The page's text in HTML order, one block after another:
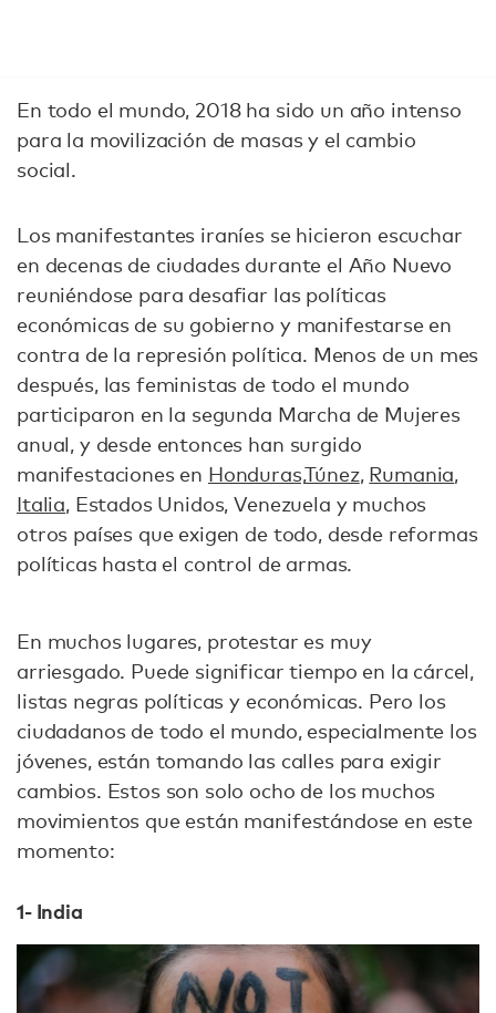
En todo el mundo, 2018 ha sido un año intenso
para la movilización de masas y el cambio
social.
Los manifestantes iraníes se hicieron escuchar
en decenas de ciudades durante el Año Nuevo
reuniéndose para desafiar las políticas
económicas de su gobierno y manifestarse en
contra de la represión política. Menos de un mes
después, las feministas de todo el mundo
participaron en la segunda Marcha de Mujeres
anual, y desde entonces han surgido
manifestaciones en Honduras,Túnez, Rumania,
Italia, Estados Unidos, Venezuela y muchos
otros países que exigen de todo, desde reformas
políticas hasta el control de armas.
En muchos lugares, protestar es muy
arriesgado. Puede significar tiempo en la cárcel,
listas negras políticas y económicas. Pero los
ciudadanos de todo el mundo, especialmente los
jóvenes, están tomando las calles para exigir
cambios. Estos son solo ocho de los muchos
movimientos que están manifestándose en este
momento:
1- India